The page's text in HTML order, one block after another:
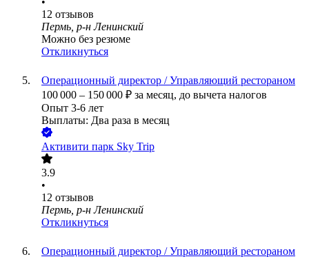
12 отзывов
Пермь, р-н Ленинский
Можно без резюме
Откликнуться
Операционный директор / Управляющий рестораном
100 000 – 150 000 ₽ за месяц, до вычета налогов
Опыт 3-6 лет
Выплаты: Два раза в месяц
Активити парк Sky Trip
3.9
•
12 отзывов
Пермь, р-н Ленинский
Откликнуться
Операционный директор / Управляющий рестораном